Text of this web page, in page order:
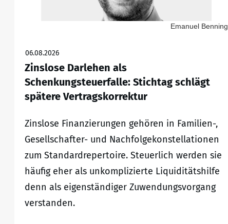
Emanuel Benning
06.08.2026
Zinslose Darlehen als
Schenkungsteuerfalle: Stichtag schlägt
spätere Vertragskorrektur
Zinslose Finanzierungen gehören in Familien-,
Gesellschafter- und Nachfolgekonstellationen
zum Standardrepertoire. Steuerlich werden sie
häufig eher als unkomplizierte Liquiditätshilfe
denn als eigenständiger Zuwendungsvorgang
verstanden.